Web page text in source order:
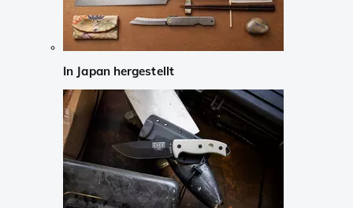
In Japan hergestellt